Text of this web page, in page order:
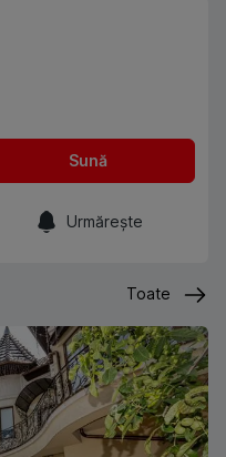
Sună
Urmărește
Toate